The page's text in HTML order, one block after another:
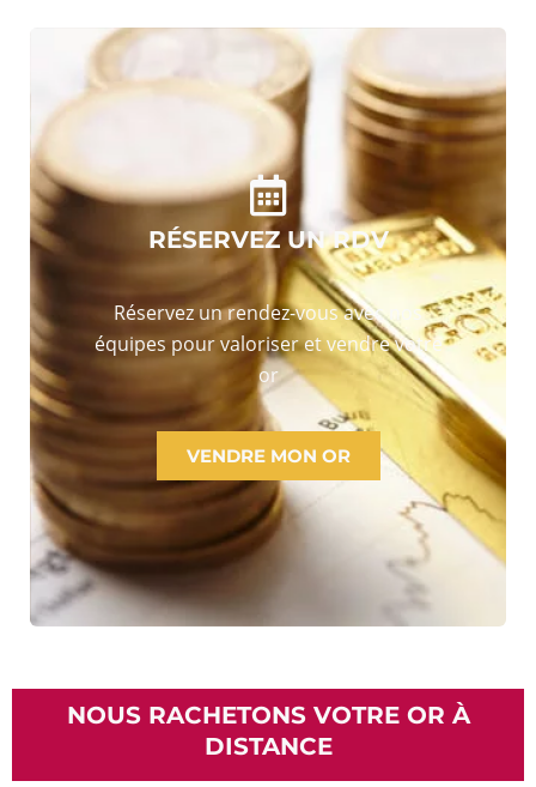
RÉSERVEZ UN RDV
Réservez un rendez-vous avec nos
équipes pour valoriser et vendre votre
or
VENDRE MON OR
NOUS RACHETONS VOTRE OR À
DISTANCE